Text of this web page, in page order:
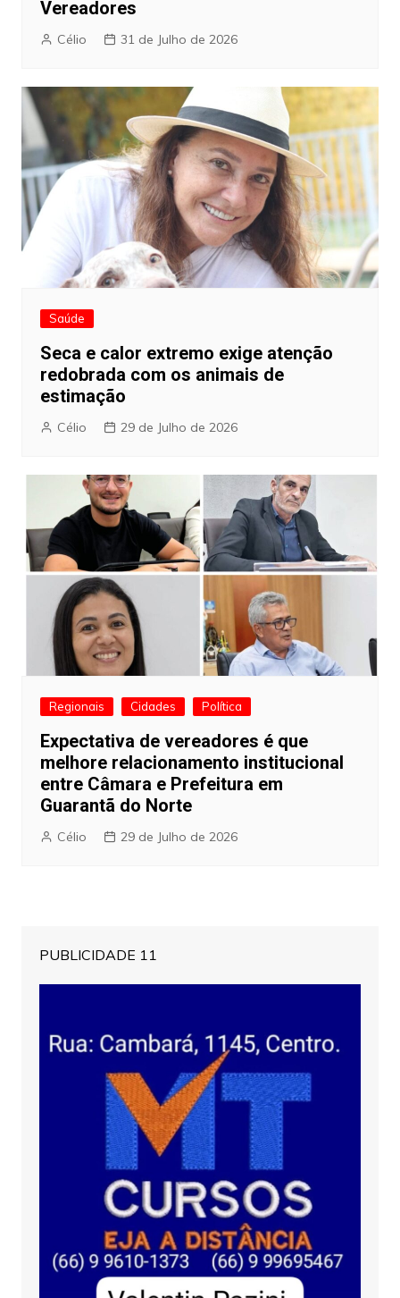
Vereadores
Célio 31 de Julho de 2026
Saúde
Seca e calor extremo exige atenção
redobrada com os animais de
estimação
Célio 29 de Julho de 2026
Regionais Cidades Política
Expectativa de vereadores é que
melhore relacionamento institucional
entre Câmara e Prefeitura em
Guarantã do Norte
Célio 29 de Julho de 2026
PUBLICIDADE 11